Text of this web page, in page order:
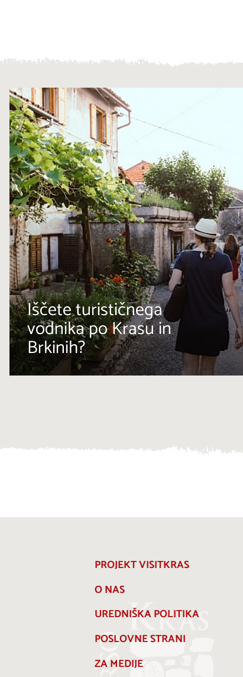
Iščete turističnega
vodnika po Krasu in
Brkinih?
PROJEKT VISITKRAS
O NAS
UREDNIŠKA POLITIKA
POSLOVNE STRANI
ZA MEDIJE